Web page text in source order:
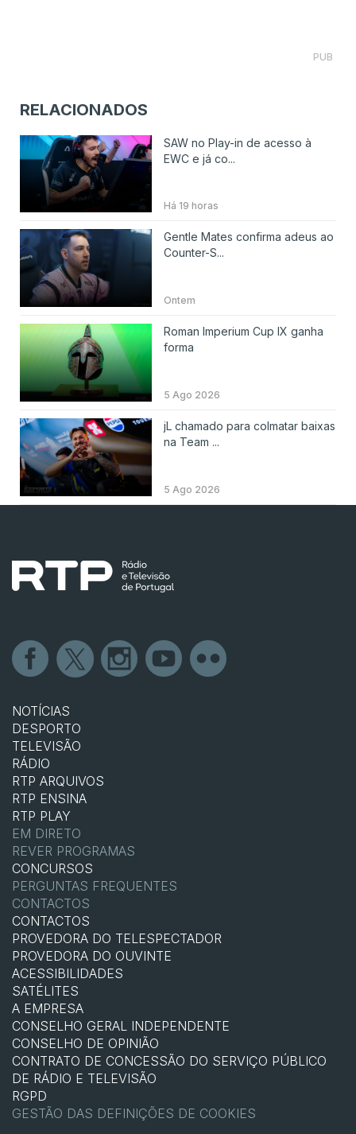
PUB
RELACIONADOS
SAW no Play-in de acesso à
EWC e já co...
Há 19 horas
Gentle Mates confirma adeus ao
Counter-S...
Ontem
Roman Imperium Cup IX ganha
forma
5 Ago 2026
jL chamado para colmatar baixas
na Team ...
5 Ago 2026
NOTÍCIAS
DESPORTO
TELEVISÃO
RÁDIO
RTP ARQUIVOS
RTP ENSINA
RTP PLAY
EM DIRETO
REVER PROGRAMAS
CONCURSOS
PERGUNTAS FREQUENTES
CONTACTOS
CONTACTOS
PROVEDORA DO TELESPECTADOR
PROVEDORA DO OUVINTE
ACESSIBILIDADES
SATÉLITES
A EMPRESA
CONSELHO GERAL INDEPENDENTE
CONSELHO DE OPINIÃO
CONTRATO DE CONCESSÃO DO SERVIÇO PÚBLICO
DE RÁDIO E TELEVISÃO
RGPD
GESTÃO DAS DEFINIÇÕES DE COOKIES